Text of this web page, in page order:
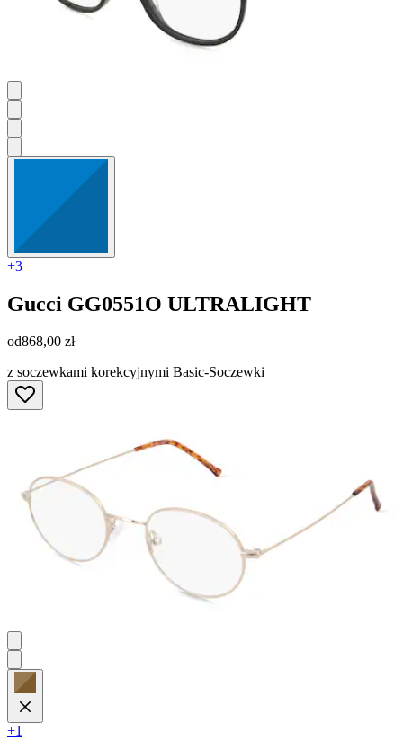
+3
Gucci GG0551O ULTRALIGHT
od868,00 zł
z soczewkami korekcyjnymi Basic-Soczewki
+1